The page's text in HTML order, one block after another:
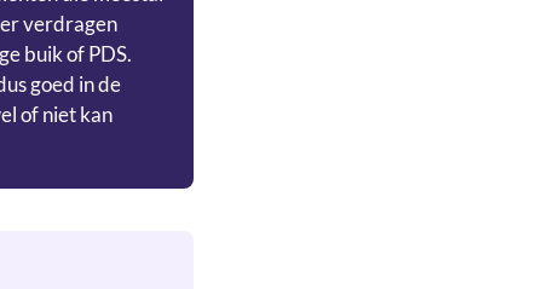
verdragen
buik of PDS.
goed in de
of niet kan